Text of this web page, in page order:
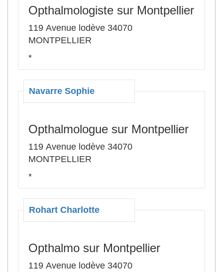
Opthalmologiste sur Montpellier
119 Avenue lodève 34070
MONTPELLIER
*
Navarre Sophie
Opthalmologue sur Montpellier
119 Avenue lodève 34070
MONTPELLIER
*
Rohart Charlotte
Opthalmo sur Montpellier
119 Avenue lodève 34070